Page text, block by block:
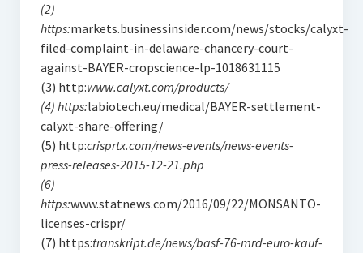
(2)
https:markets.businessinsider.com/news/stocks/calyxt-
filed-complaint-in-delaware-chancery-court-
against-BAYER-cropscience-lp-1018631115
(3) http:www.calyxt.com/products/
(4) https:labiotech.eu/medical/BAYER-settlement-
calyxt-share-offering/
(5) http:crisprtx.com/news-events/news-events-
press-releases-2015-12-21.php
(6)
https:www.statnews.com/2016/09/22/MONSANTO-
licenses-crispr/
(7) https:transkript.de/news/basf-76-mrd-euro-kauf-